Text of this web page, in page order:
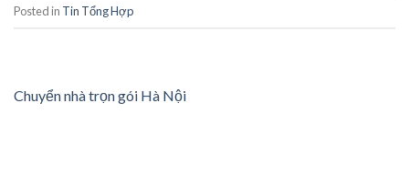
Posted in Tin Tổng Hợp
Chuyển nhà trọn gói Hà Nội